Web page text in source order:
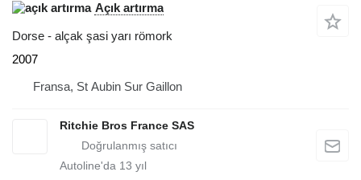
Açık artırma
Dorse - alçak şasi yarı römork
2007
Fransa, St Aubin Sur Gaillon
Ritchie Bros France SAS
Autoline'da 13 yıl